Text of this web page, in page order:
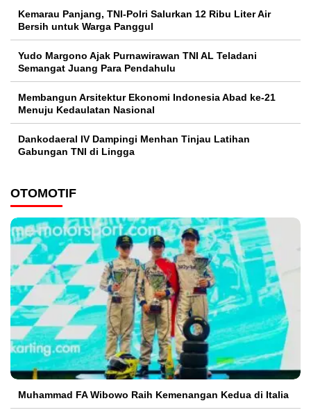
Kemarau Panjang, TNI-Polri Salurkan 12 Ribu Liter Air
Bersih untuk Warga Panggul
Yudo Margono Ajak Purnawirawan TNI AL Teladani
Semangat Juang Para Pendahulu
Membangun Arsitektur Ekonomi Indonesia Abad ke-21
Menuju Kedaulatan Nasional
Dankodaeral IV Dampingi Menhan Tinjau Latihan
Gabungan TNI di Lingga
OTOMOTIF
Muhammad FA Wibowo Raih Kemenangan Kedua di Italia